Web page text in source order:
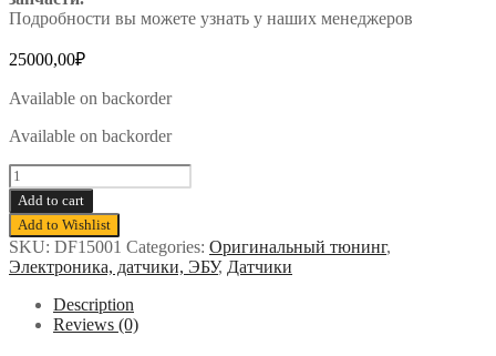
Подробности вы можете узнать у наших менеджеров
25000,00₽
Available on backorder
Available on backorder
Датчик
Defi
ADVANCE
A1
-
давление
quantity
Add to cart
Add to Wishlist
SKU: DF15001 Categories: Оригинальный тюнинг,
Электроника, датчики, ЭБУ, Датчики
Description
Reviews (0)